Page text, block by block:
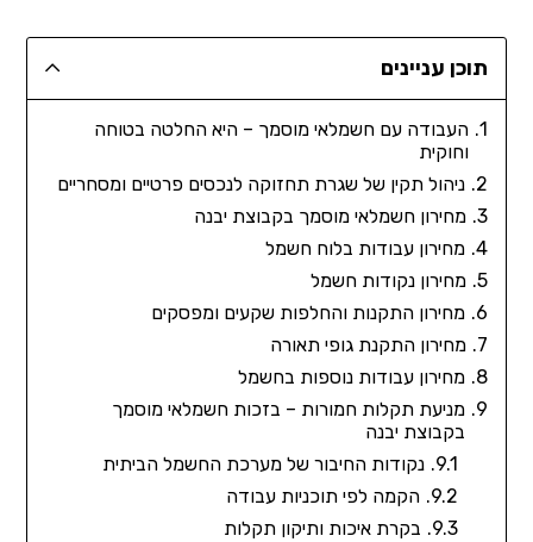
תוכן עניינים
העבודה עם חשמלאי מוסמך – היא החלטה בטוחה
וחוקית
ניהול תקין של שגרת תחזוקה לנכסים פרטיים ומסחריים
מחירון חשמלאי מוסמך בקבוצת יבנה
מחירון עבודות בלוח חשמל
מחירון נקודות חשמל
מחירון התקנות והחלפות שקעים ומפסקים
מחירון התקנת גופי תאורה
מחירון עבודות נוספות בחשמל
מניעת תקלות חמורות – בזכות חשמלאי מוסמך
בקבוצת יבנה
נקודות החיבור של מערכת החשמל הביתית
הקמה לפי תוכניות עבודה
בקרת איכות ותיקון תקלות